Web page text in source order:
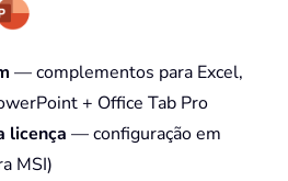
— complementos para Excel,
+ Office Tab Pro
licença — configuração em
MSI)